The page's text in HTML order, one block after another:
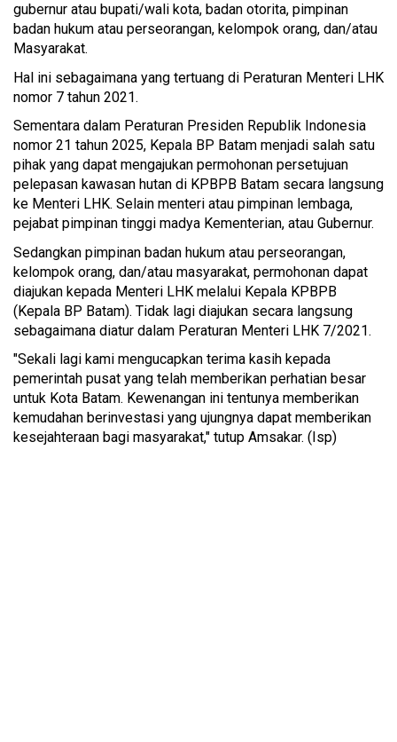
gubernur atau bupati/wali kota, badan otorita, pimpinan
badan hukum atau perseorangan, kelompok orang, dan/atau
Masyarakat.
Hal ini sebagaimana yang tertuang di Peraturan Menteri LHK
nomor 7 tahun 2021.
Sementara dalam Peraturan Presiden Republik Indonesia
nomor 21 tahun 2025, Kepala BP Batam menjadi salah satu
pihak yang dapat mengajukan permohonan persetujuan
pelepasan kawasan hutan di KPBPB Batam secara langsung
ke Menteri LHK. Selain menteri atau pimpinan lembaga,
pejabat pimpinan tinggi madya Kementerian, atau Gubernur.
Sedangkan pimpinan badan hukum atau perseorangan,
kelompok orang, dan/atau masyarakat, permohonan dapat
diajukan kepada Menteri LHK melalui Kepala KPBPB
(Kepala BP Batam). Tidak lagi diajukan secara langsung
sebagaimana diatur dalam Peraturan Menteri LHK 7/2021.
"Sekali lagi kami mengucapkan terima kasih kepada
pemerintah pusat yang telah memberikan perhatian besar
untuk Kota Batam. Kewenangan ini tentunya memberikan
kemudahan berinvestasi yang ujungnya dapat memberikan
kesejahteraan bagi masyarakat," tutup Amsakar. (Isp)